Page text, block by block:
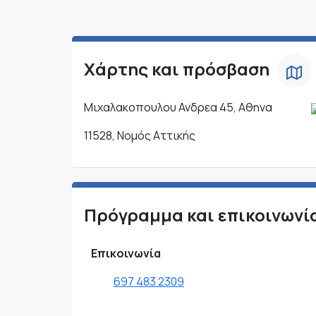
Χάρτης και πρόσβαση
Μιχαλακοπουλου Ανδρεα 45, Αθηνα
11528, Νομός Αττικής
Πρόγραμμα και
Επικοινωνία
697 483 2309